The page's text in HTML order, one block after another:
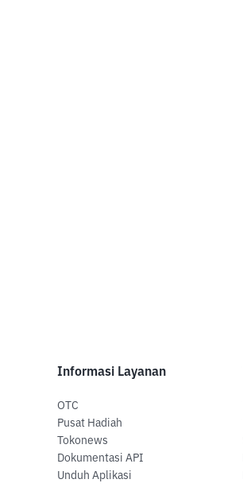
Informasi Layanan
OTC
Pusat Hadiah
Tokonews
Dokumentasi API
Unduh Aplikasi